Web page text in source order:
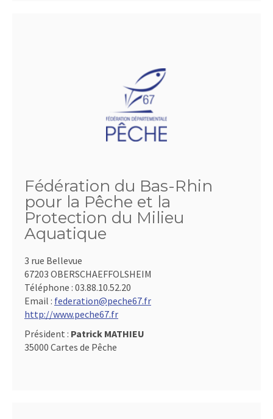
Fédération du Bas-Rhin
pour la Pêche et la
Protection du Milieu
Aquatique
3 rue Bellevue
67203 OBERSCHAEFFOLSHEIM
Téléphone : 03.88.10.52.20
Email : federation@peche67.fr
http://www.peche67.fr
Président : Patrick MATHIEU
35000 Cartes de Pêche